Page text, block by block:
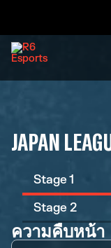
JAPAN
Stage 1
Stage 2
ความคืบหน้า